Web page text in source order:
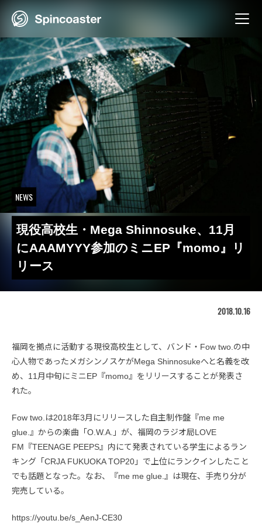
NEWS
現役高校生・Mega Shinnosuke、11月
にAAAMYYY参加のミニEP『momo』リ
リース
2018.10.16
福岡を拠点に活動する現役高校生として、バンド・Fow two.の中
心人物であったメガシンノスケがMega Shinnosukeへと名義を改
め、11月中旬にミニEP『momo』をリリースすることが発表さ
れた。
Fow two.は2018年3月にリリースした自主制作盤『me me
glue.』からの楽曲「O.W.A.」が、福岡のラジオ局LOVE
FM『TEENAGE PEEPS』内にて発表されている学生によるラン
キング「CRJA FUKUOKA TOP20」で上位にランクインしたこと
でも話題となった。なお、『me me glue.』は現在、手売り分が
完売している。
https://youtu.be/s_AenJ-CE30